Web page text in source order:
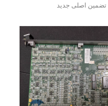
تضمین اصلی جدید